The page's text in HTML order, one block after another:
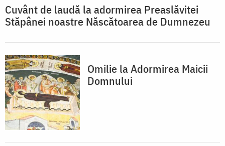
Cuvânt de laudă la adormirea Preaslăvitei
Stăpânei noastre Născătoarea de Dumnezeu
Omilie la Adormirea Maicii
Domnului